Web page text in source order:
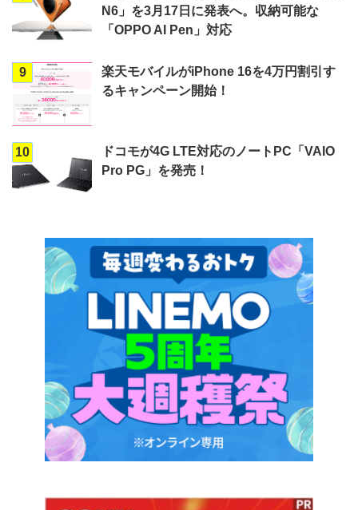
N6」を3月17日に発表へ。収納可能な
「OPPO AI Pen」対応
9
楽天モバイルがiPhone 16を4万円割引す
るキャンペーン開始！
10
ドコモが4G LTE対応のノートPC「VAIO
Pro PG」を発売！